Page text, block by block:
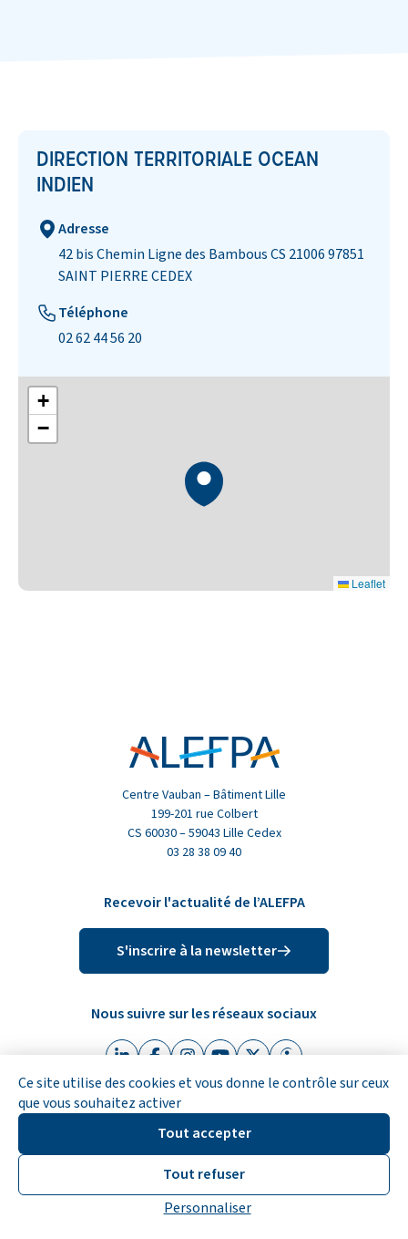
DIRECTION TERRITORIALE OCEAN
INDIEN
Adresse
42 bis Chemin Ligne des Bambous CS 21006 97851
SAINT PIERRE CEDEX​
Téléphone
02 62 44 56 20
+
−
Leaflet
Centre Vauban – Bâtiment Lille
199-201 rue Colbert
CS 60030 – 59043 Lille Cedex
03 28 38 09 40
Recevoir l'actualité de l’ALEFPA
S'inscrire à la newsletter
Nous suivre sur les réseaux sociaux
AccessibilitéMentions légalesPlan du site
Gestion des cookies
Ce site utilise des cookies et vous donne le contrôle sur ceux
que vous souhaitez activer
Tout accepter
Tout refuser
Personnaliser